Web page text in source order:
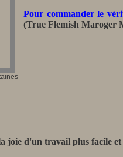
Pour commander le
(True Flemish Maroger
joie d'un travail plus facile